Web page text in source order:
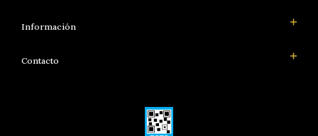
Información
Contacto